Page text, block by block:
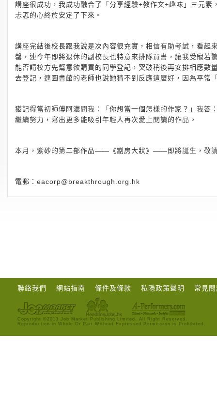
講座很成功，我成功融合了「分享經驗+教作文+趣味」三元
忐忑的心終於安定了下來。
講座完結後校長跟我說是次內容很充實，相信有助考試，看
罄，連今年即將退休的副校長也特意來排隊買書，讓我受寵
能否請校方先幫意欲購買的同學登記，突破稍後再安排相應
去登記，連圖書館的老師也說她猜不到反應這麼好，因為平常
猶記得當初師傅阿濃問我：「你想當一個怎樣的作家？」我
繼續努力，寫出更多能吸引年輕人再次愛上閱讀的作品。
本月，紫砂的第二部作品——《劏房大狀》——即將誕生，敬
電郵： eacorp@breakthrough.org.hk
聯絡我們 網站指南 條件及條款 私隱政策聲明 常見
Copyright ©2013 Job Market Publishing Limited. All Right Reserved.
Reproduction in Whole Or Part Without Expressed Permission is Prohibited.